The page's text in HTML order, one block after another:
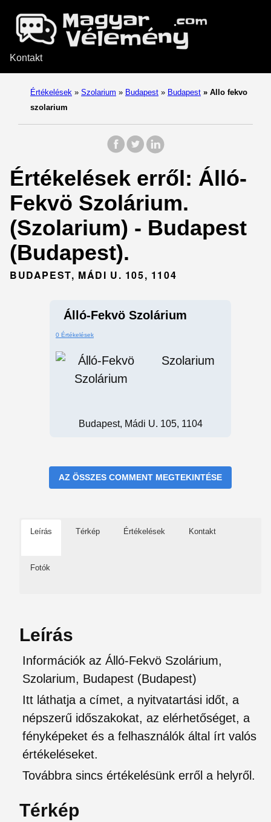
Kontakt
Értékelések » Szolarium » Budapest » Budapest » Allo fekvo
szolarium
Értékelések erről: Álló-
Fekvö Szolárium.
(Szolarium) - Budapest
(Budapest).
BUDAPEST, MÁDI U. 105, 1104
Álló-Fekvö Szolárium
0 Értékelések
Szolarium
Budapest, Mádi U. 105, 1104
AZ ÖSSZES COMMENT MEGTEKINTÉSE
Leírás Térkép Értékelések Kontakt
Fotók
Leírás
Információk az Álló-Fekvö Szolárium,
Szolarium, Budapest (Budapest)
Itt láthatja a címet, a nyitvatartási időt, a
népszerű időszakokat, az elérhetőséget, a
fényképeket és a felhasználók által írt valós
értékeléseket.
Továbbra sincs értékelésünk erről a helyről.
Térkép